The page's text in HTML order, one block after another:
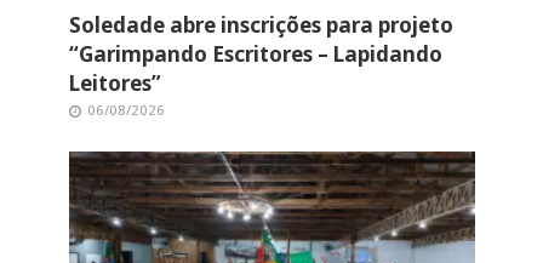
Soledade abre inscrições para projeto
“Garimpando Escritores – Lapidando
Leitores”
06/08/2026